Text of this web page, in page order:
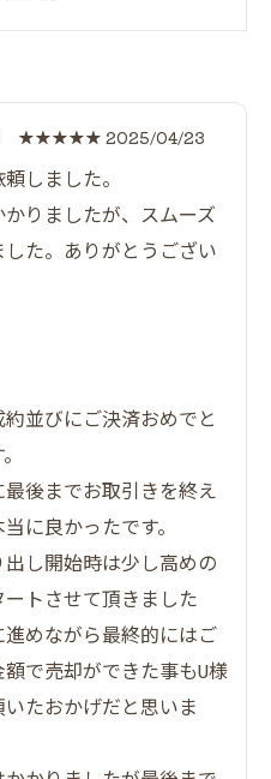
ら知っておきたい注意
却で失敗しないコツ
魅力と安心ポイント
サポートが選ばれる理
らす安心取引の実際
る集客力の違い
つ売却サービスの特徴
得の資産整理術
に進めるプレミアム不
ート内容比較表
現するポイント
査の安心感
却実績から学ぶ
★★★★★ 2025/04/23
しました。
りましたが、スムーズ
た。ありがとうござい
並びにご決済おめでと
後までお取引きを終え
に良かったです。
し開始時は少し高めの
トさせて頂きました
めながら最終的にはご
で売却ができた事もU様
たおかげだと思いま